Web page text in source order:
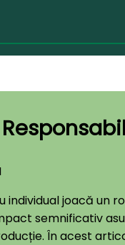
individual joacă un
semnificativ
În acest